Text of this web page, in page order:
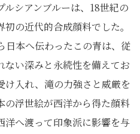
シアンブルーは、18世紀の
の近代的合成顔料でした。
日本へ伝わったこの青は、従
ない深みと永続性を備えてお
け入れ、滝の力強さと威厳を
の浮世絵が西洋から得た顔料
洋へ渡って印象派に影響を与